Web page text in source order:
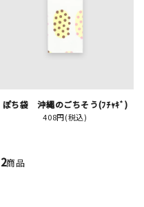
ぽち袋 沖縄のごちそう(ﾌﾁｬｷﾞ)
408円(税込)
2商品